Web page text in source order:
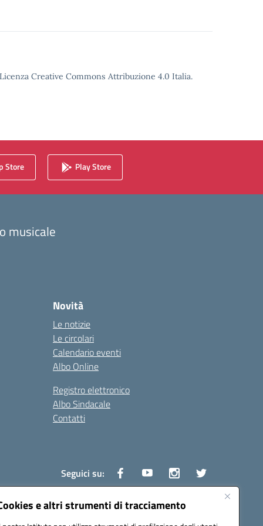
e altri strumenti di tracciamento
Creative Commons Attribuzione 4.0 Italia.
Store Play Store
musicale
Novità
Le notizie
Le circolari
Calendario eventi
Albo Online
Registro elettronico
Albo Sindacale
Contatti
Seguici su: